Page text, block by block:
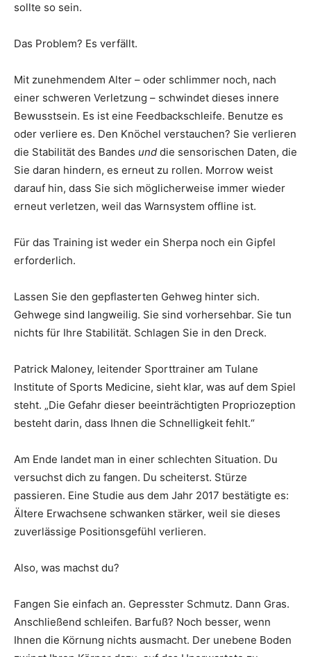
sollte so sein.
Das Problem? Es verfällt.
Mit zunehmendem Alter – oder schlimmer noch, nach
einer schweren Verletzung – schwindet dieses innere
Bewusstsein. Es ist eine Feedbackschleife. Benutze es
oder verliere es. Den Knöchel verstauchen? Sie verlieren
die Stabilität des Bandes und die sensorischen Daten, die
Sie daran hindern, es erneut zu rollen. Morrow weist
darauf hin, dass Sie sich möglicherweise immer wieder
erneut verletzen, weil das Warnsystem offline ist.
Für das Training ist weder ein Sherpa noch ein Gipfel
erforderlich.
Lassen Sie den gepflasterten Gehweg hinter sich.
Gehwege sind langweilig. Sie sind vorhersehbar. Sie tun
nichts für Ihre Stabilität. Schlagen Sie in den Dreck.
Patrick Maloney, leitender Sporttrainer am Tulane
Institute of Sports Medicine, sieht klar, was auf dem Spiel
steht. „Die Gefahr dieser beeinträchtigten Propriozeption
besteht darin, dass Ihnen die Schnelligkeit fehlt.“
Am Ende landet man in einer schlechten Situation. Du
versuchst dich zu fangen. Du scheiterst. Stürze
passieren. Eine Studie aus dem Jahr 2017 bestätigte es:
Ältere Erwachsene schwanken stärker, weil sie dieses
zuverlässige Positionsgefühl verlieren.
Also, was machst du?
Fangen Sie einfach an. Gepresster Schmutz. Dann Gras.
Anschließend schleifen. Barfuß? Noch besser, wenn
Ihnen die Körnung nichts ausmacht. Der unebene Boden